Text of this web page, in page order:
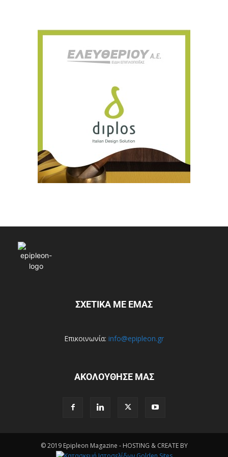
ΣΧΕΤΙΚΑ ΜΕ ΕΜΑΣ
Επικοινωνία: info@epipleon.gr
ΑΚΟΛΟΥΘΗΣΕ ΜΑΣ
© 2019 Epipleon Magazine - HOSTING & CREATE BY